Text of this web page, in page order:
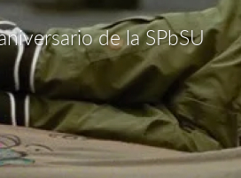
de la SPbSU